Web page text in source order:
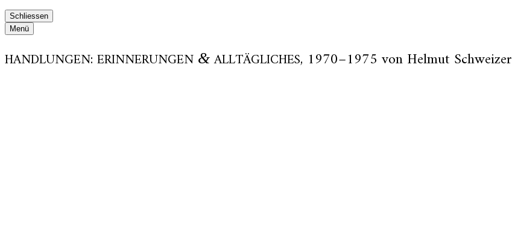
Schliessen
Menü
HANDLUNGEN: ERINNERUNGEN & ALLTÄGLICHES, 1970–1975 von Helmut Schweizer